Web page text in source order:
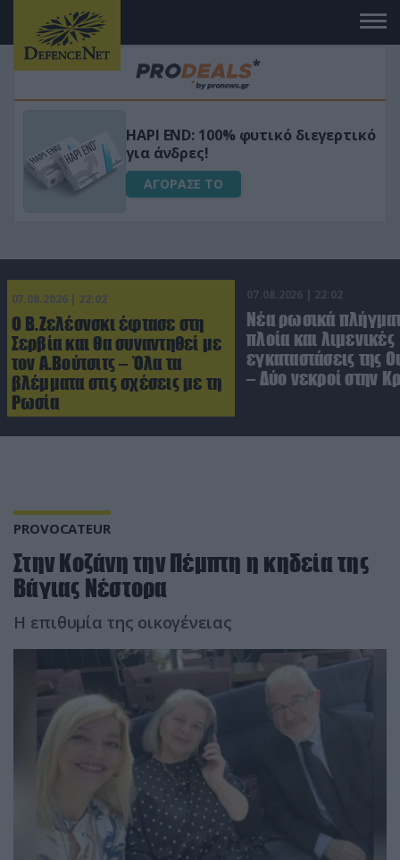
Μεταμόρφωσε τον κήπο σου με το
Ultra Box Μίνι Αλυσοπρίονο με
μπαταρία λιθίου
ΑΓΟΡΑΣΕ ΤΟ
07.08.2026 | 22:02
Ο Β.Ζελέσνσκι έφτασε στη
Σερβία και θα συναντηθεί με
τον Α.Βούτσιτς – Όλα τα
βλέμματα στις σχέσεις με τη
Ρωσία
07.08.2026 | 22:02
Νέα ρωσικά
πλοία και λιμενικές
εγκαταστάσεις της
– Δύο νεκροί στην
PROVOCATEUR
Στην Κοζάνη την Πέμπτη η κηδεία της
Βάγιας Νέστορα
Η επιθυμία της οικογένειας